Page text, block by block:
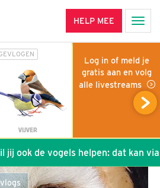
HELP MEE
VIJVER
Log in of meld je
gratis aan en volg
alle livestreams
jij ook de vogels helpen: dat kan via